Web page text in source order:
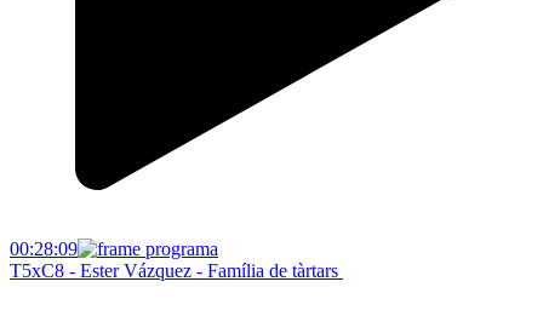
00:28:09
T5xC8 - Ester Vázquez - Família de tàrtars